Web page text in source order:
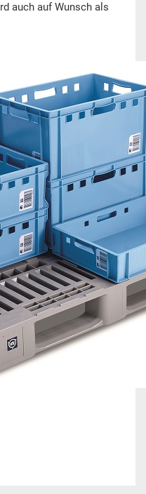
auch auf Wunsch als